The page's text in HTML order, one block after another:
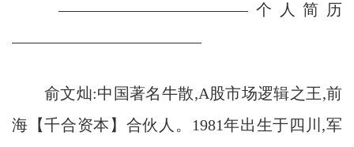
————————————个人简历
————————————
俞文灿:中国著名牛散,A股市场逻辑之王,前
海【千合资本】合伙人。1981年出生于四川,军